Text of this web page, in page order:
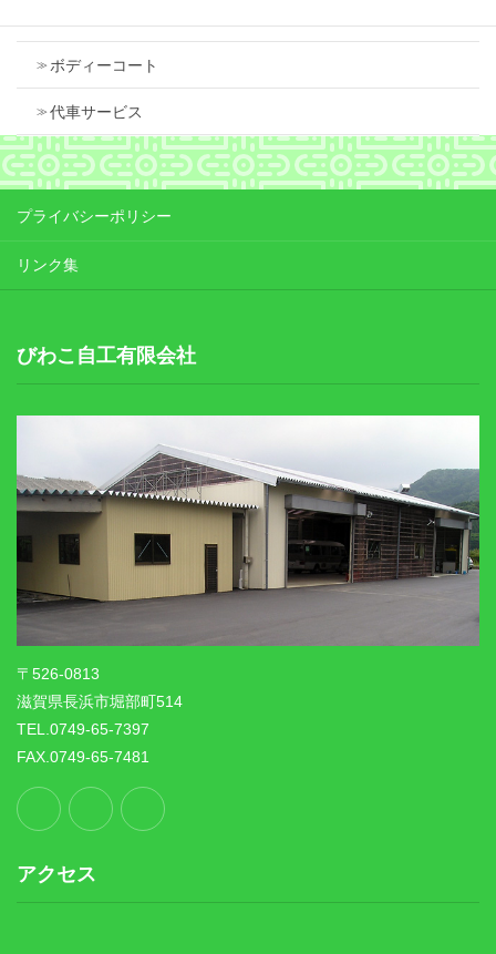
ボディーコート
代車サービス
プライバシーポリシー
リンク集
びわこ自工有限会社
〒526-0813
滋賀県長浜市堀部町514
TEL.0749-65-7397
FAX.0749-65-7481
アクセス